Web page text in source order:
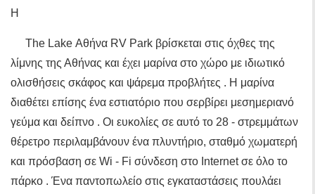
Η
The Lake Αθήνα RV Park βρίσκεται στις όχθες της
λίμνης της Αθήνας και έχει μαρίνα στο χώρο με ιδιωτικό
ολισθήσεις σκάφος και ψάρεμα προβλήτες . Η μαρίνα
διαθέτει επίσης ένα εστιατόριο που σερβίρει μεσημεριανό
γεύμα και δείπνο . Οι ευκολίες σε αυτό το 28 - στρεμμάτων
θέρετρο περιλαμβάνουν ένα πλυντήριο, σταθμό χωματερή
και πρόσβαση σε Wi - Fi σύνδεση στο Internet σε όλο το
πάρκο . Ένα παντοπωλείο στις εγκαταστάσεις πουλάει